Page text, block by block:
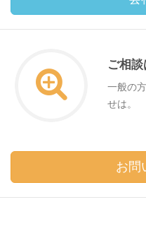
ご相談
一般の
せは。
お問